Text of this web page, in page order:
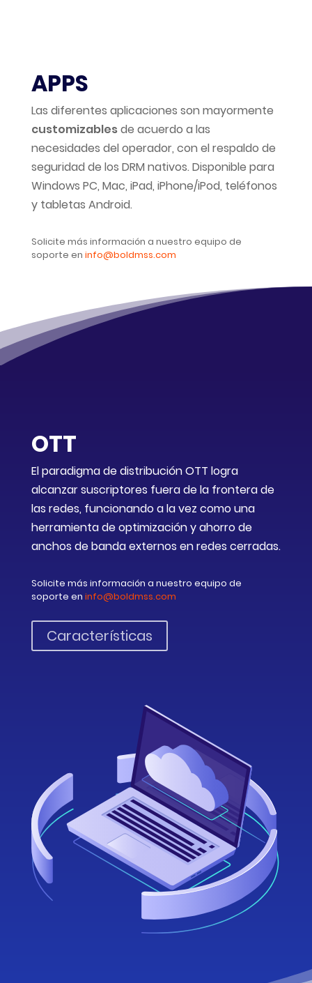
APPS
Las diferentes aplicaciones son mayormente
customizablesde acuerdo a las
necesidades del operador, con el respaldo de
seguridad de los DRM nativos. Disponible para
Windows PC, Mac, iPad, iPhone/iPod, teléfonos
y tabletas Android.
Solicite más información a nuestro equipo de
soporte en info@boldmss.com
OTT
El paradigma de distribución OTT logra
alcanzar suscriptores fuera de la frontera de
las redes, funcionando a la vez como una
herramienta de optimización y ahorro de
anchos de banda externos en redes cerradas.
Solicite más información a nuestro equipo de
soporte en info@boldmss.com
Características